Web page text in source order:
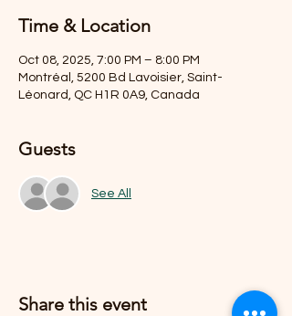
Time & Location
Oct 08, 2025, 7:00 PM – 8:00 PM
Montréal, 5200 Bd Lavoisier, Saint-
Léonard, QC H1R 0A9, Canada
Guests
See All
Share this event